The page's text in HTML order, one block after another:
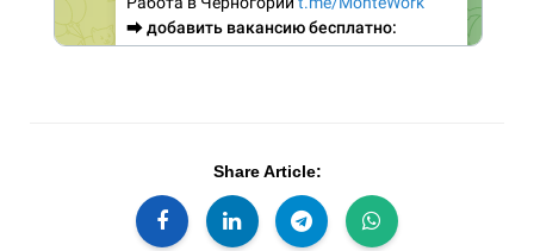
Share Article: